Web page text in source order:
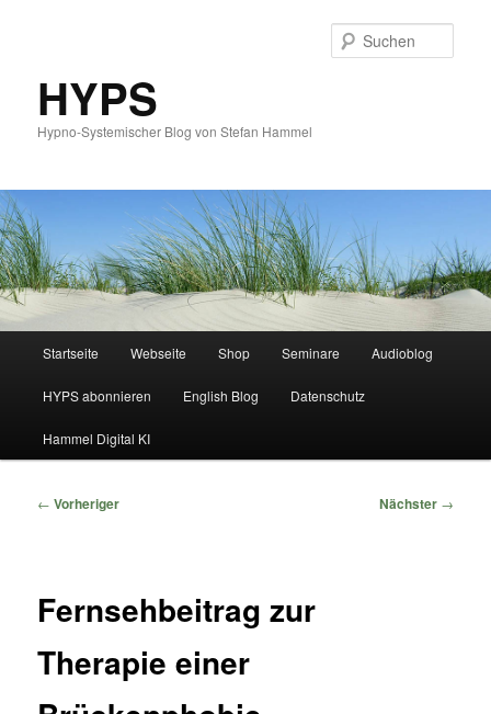
HYPS
Hypno-Systemischer Blog von Stefan Hammel
Zum
primären
Inhalt
springen
Zum
sekundären
Inhalt
springen
Startseite Webseite Shop Seminare Audioblog
HYPS abonnieren English Blog Datenschutz
Hammel Digital KI
Beitragsnavigation
← Vorheriger Nächster →
Fernsehbeitrag zur
Therapie einer